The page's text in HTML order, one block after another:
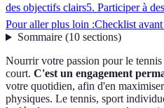
des objectifs clairs5. Participer à
Pour aller plus loin :Checklist avant
Sommaire(10 sections)
Nourrir votre passion pour le
court. C'est un engagement
votre quotidien, afin d'en
physiques. Le tennis, sport